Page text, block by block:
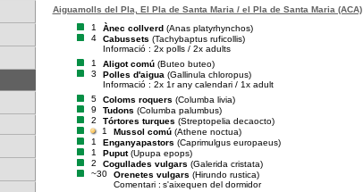
Aiguamolls del Pla, El Pla de Santa Maria / el Pla de Santa Maria (ACA)
1
Ànec collverd (Anas platyrhynchos)
4
Cabussets (Tachybaptus ruficollis)
Informació : 2x polls / 2x adults
1
Aligot comú (Buteo buteo)
3
Polles d'aigua (Gallinula chloropus)
Informació : 2x 1r any calendari / 1x adult
5
Coloms roquers (Columba livia)
9
Tudons (Columba palumbus)
2
Tórtores turques (Streptopelia decaocto)
1
Mussol comú (Athene noctua)
1
Enganyapastors (Caprimulgus europaeus)
1
Puput (Upupa epops)
2
Cogullades vulgars (Galerida cristata)
~30
Orenetes vulgars (Hirundo rustica)
Comentari : s'aixequen del dormidor